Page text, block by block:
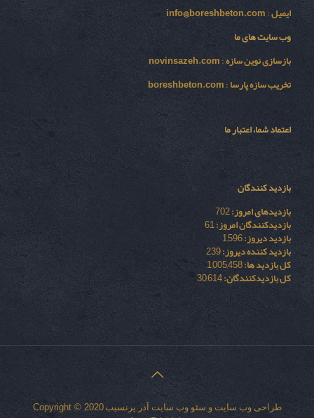
ایمیل:
info@boreshbeton.com
وب سایت های ما
بازسازی نوين سازه:
novinsazeh.com
تخریب سازه پارسا:
boreshbeton.com
اعتماد شما، اعتبار ما
بازدید کنندگان
بازدیدهای امروز:702
بازدیدکنندگان امروز:61
بازدید دیروز:1,596
بازدید کننده دیروز:239
کل بازدید ها:1,005,458
کل بازدیدکنند‌گان:30,614
طراحی وب سایت و سئو وب سایت آذر پرنسیب Copyright © 2020